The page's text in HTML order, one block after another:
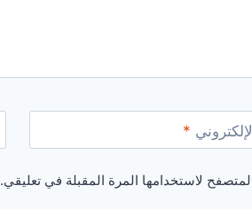
*
لاستخدامها المرة المقبلة في تعليقي.